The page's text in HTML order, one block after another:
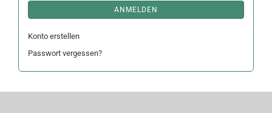
ANMELDEN
Konto erstellen
Passwort vergessen?